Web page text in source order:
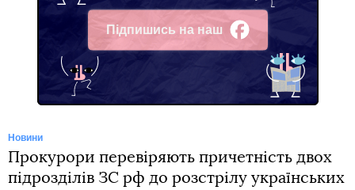
Підпишись на наш
Facebook
Новини
Прокурори перевіряють причетність двох
підрозділів ЗС рф до розстрілу українських